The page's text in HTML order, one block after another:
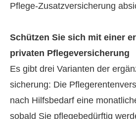
Pflege-Zusatzversicherung
Schützen Sie sich mit einer
privaten Pflege­ver­si­che­rung
Es gibt drei Varianten der
si­che­rung: Die
nach Hilfsbedarf eine
sobald Sie pflegebedürftig